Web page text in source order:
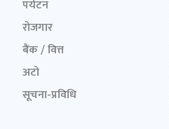
पर्यटन
रोजगार
बैंक / वित्त
अटो
सूचना-प्रविधि